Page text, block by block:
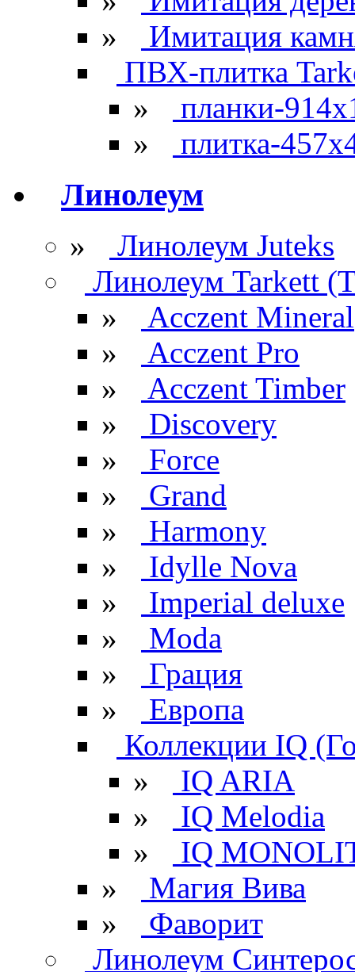
»
Имитация
ПВХ-плитка
»
планки-
»
плитка-
Линолеум
»
Линолеум Juteks
Линолеум Tarkett
»
Acczent Mineral
»
Acczent Pro
»
Acczent Timber
»
Discovery
»
Force
»
Grand
»
Harmony
»
Idylle Nova
»
Imperial deluxe
»
Moda
»
Грация
»
Европа
Коллекции IQ
»
IQ ARIA
»
IQ Melodia
»
IQ
»
Магия Вива
»
Фаворит
Линолеум